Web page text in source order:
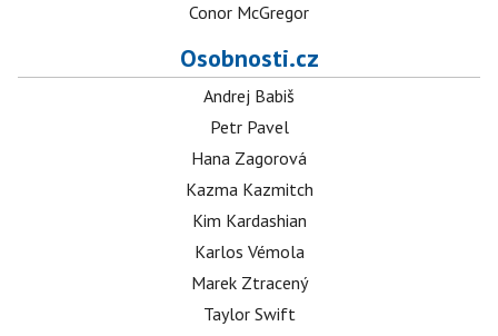
Conor McGregor
Osobnosti.cz
Andrej Babiš
Petr Pavel
Hana Zagorová
Kazma Kazmitch
Kim Kardashian
Karlos Vémola
Marek Ztracený
Taylor Swift